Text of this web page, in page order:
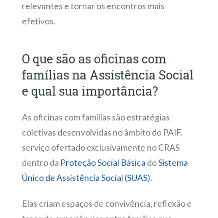
relevantes e tornar os encontros mais
efetivos.
O que são as oficinas com
famílias na Assistência Social
e qual sua importância?
As oficinas com famílias são estratégias
coletivas desenvolvidas no âmbito do PAIF,
serviço ofertado exclusivamente no CRAS
dentro da Proteção Social Básica doSistema
Único de Assistência Social (SUAS).
Elas criam espaços de convivência, reflexão e